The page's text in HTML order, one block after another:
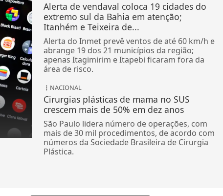
Alerta de vendaval coloca 19 cidades do
extremo sul da Bahia em atenção;
Itanhém e Teixeira de...
Alerta do Inmet prevê ventos de até 60 km/h e
abrange 19 dos 21 municípios da região;
apenas Itagimirim e Itapebi ficaram fora da
área de risco.
NACIONAL
Cirurgias plásticas de mama no SUS
crescem mais de 50% em dez anos
São Paulo lidera número de operações, com
mais de 30 mil procedimentos, de acordo com
números da Sociedade Brasileira de Cirurgia
Plástica.